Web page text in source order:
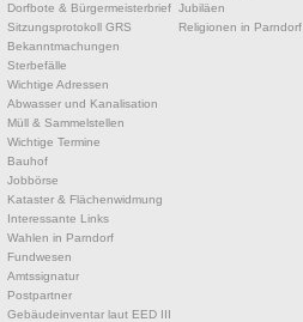
Dorfbote & Bürgermeisterbrief
Sitzungsprotokoll GRS
Bekanntmachungen
Sterbefälle
Wichtige Adressen
Abwasser und Kanalisation
Müll & Sammelstellen
Wichtige Termine
Bauhof
Jobbörse
Kataster & Flächenwidmung
Interessante Links
Wahlen in Parndorf
Fundwesen
Amtssignatur
Postpartner
Gebäudeinventar laut EED III
Jubiläen
Religionen in Parndorf